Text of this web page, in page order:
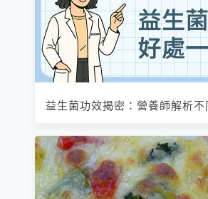
益生菌功效揭密：營養師解析不